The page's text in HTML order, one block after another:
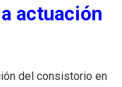
actuación
del consistorio en